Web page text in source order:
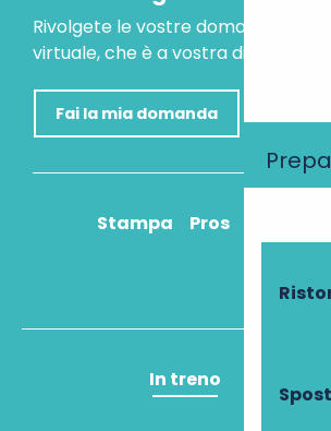
Rivolgete le vostre domande al
virtuale, che è a vostra
Fai la mia domanda
Stampa Pros
In treno